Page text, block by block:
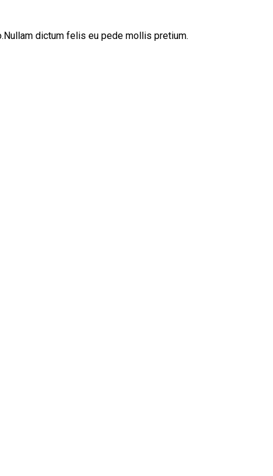
dictum felis eu pede mollis pretium.